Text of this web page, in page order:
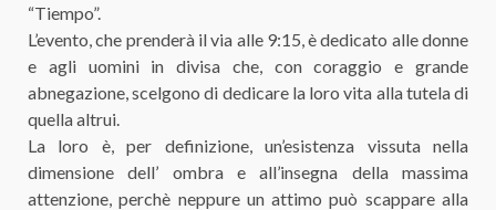
“Tiempo”.
L’evento, che prenderà il via alle 9:15, è dedicato alle donne
e agli uomini in divisa che, con coraggio e grande
abnegazione, scelgono di dedicare la loro vita alla tutela di
quella altrui.
La loro è, per definizione, un’esistenza vissuta nella
dimensione dell’ ombra e all’insegna della massima
attenzione, perchè neppure un attimo può scappare alla